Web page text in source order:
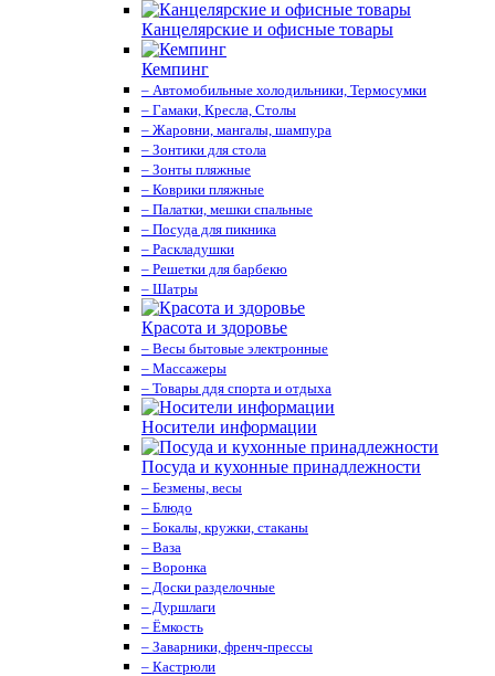
Канцелярские и офисные товары
Кемпинг
– Автомобильные холодильники, Термосумки
– Гамаки, Кресла, Столы
– Жаровни, мангалы, шампура
– Зонтики для стола
– Зонты пляжные
– Коврики пляжные
– Палатки, мешки спальные
– Посуда для пикника
– Раскладушки
– Решетки для барбекю
– Шатры
Красота и здоровье
– Весы бытовые электронные
– Массажеры
– Товары ддя спорта и отдыха
Носители информации
Посуда и кухонные принадлежности
– Безмены, весы
– Блюдо
– Бокалы, кружки, стаканы
– Ваза
– Воронка
– Доски разделочные
– Дуршлаги
– Ёмкость
– Заварники, френч-прессы
– Кастрюли